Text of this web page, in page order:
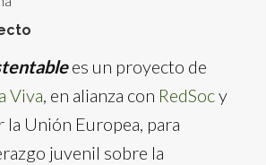
es un proyecto de
Viva, en alianza con RedSocy
la Unión Europea, para
juvenil sobre la